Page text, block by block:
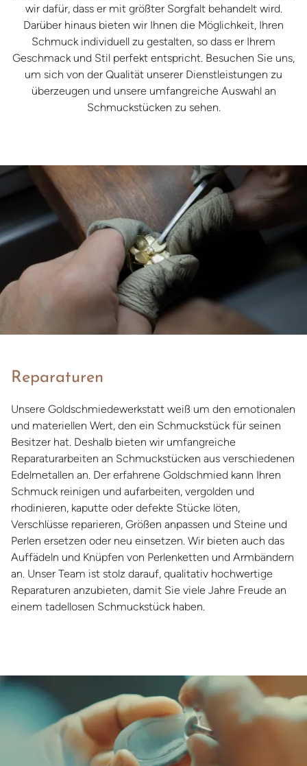
wir dafür, dass er mit größter Sorgfalt behandelt wird.
Darüber hinaus bieten wir Ihnen die Möglichkeit, Ihren
Schmuck individuell zu gestalten, so dass er Ihrem
Geschmack und Stil perfekt entspricht. Besuchen Sie uns,
um sich von der Qualität unserer Dienstleistungen zu
überzeugen und unsere umfangreiche Auswahl an
Schmuckstücken zu sehen.
Reparaturen
Unsere Goldschmiedewerkstatt weiß um den emotionalen
und materiellen Wert, den ein Schmuckstück für seinen
Besitzer hat. Deshalb bieten wir umfangreiche
Reparaturarbeiten an Schmuckstücken aus verschiedenen
Edelmetallen an. Der erfahrene Goldschmied kann Ihren
Schmuck reinigen und aufarbeiten, vergolden und
rhodinieren, kaputte oder defekte Stücke löten,
Verschlüsse reparieren, Größen anpassen und Steine und
Perlen ersetzen oder neu einsetzen. Wir bieten auch das
Auffädeln und Knüpfen von Perlenketten und Armbändern
an. Unser Team ist stolz darauf, qualitativ hochwertige
Reparaturen anzubieten, damit Sie viele Jahre Freude an
einem tadellosen Schmuckstück haben.